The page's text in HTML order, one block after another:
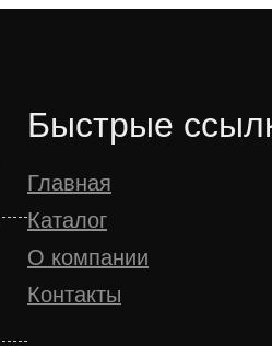
Быстрые
Главная
Каталог
О компании
Контакты